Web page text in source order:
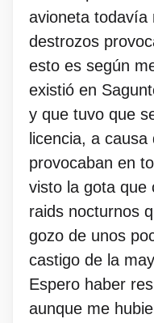
avioneta todavía
destrozos
esto es según
existió en
y que tuvo que
licencia, a
provocaban en
visto la gota que
raids nocturnos
gozo de unos
castigo de la
Espero haber
aunque me